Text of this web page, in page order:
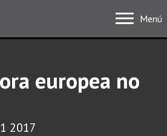
Menú
europea no
2017